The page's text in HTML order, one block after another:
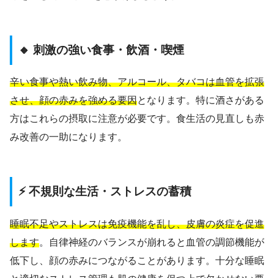
🔸 刺激の強い食事・飲酒・喫煙
辛い食事や熱い飲み物、アルコール、タバコは血管を拡張
させ、顔の赤みを強める要因となります。特に酒さがある
方はこれらの摂取に注意が必要です。食生活の見直しも赤
み改善の一助になります。
⚡ 不規則な生活・ストレスの蓄積
睡眠不足やストレスは免疫機能を乱し、皮膚の炎症を促進
します。自律神経のバランスが崩れると血管の調節機能が
低下し、顔の赤みにつながることがあります。十分な睡眠